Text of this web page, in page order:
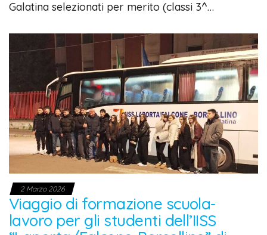
Galatina selezionati per merito (classi 3^…
2 Marzo 2026
Viaggio di formazione scuola-
lavoro per gli studenti dell’IISS